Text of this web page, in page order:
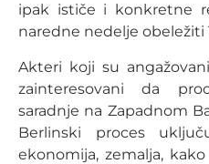
ipak ističe i konkretne
naredne nedelje obeležiti
Akteri koji su
zainteresovani da
saradnje na Zapadnom
Berlinski proces
ekonomija, zemalja,